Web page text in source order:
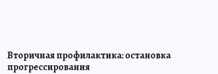
Вторичная профилактика: остановка
прогрессирования